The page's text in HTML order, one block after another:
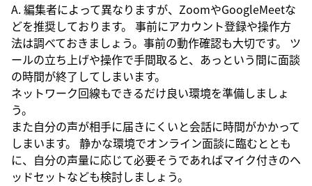
A. 編集者によって異なりますが、ZoomやGoogleMeetな
どを推奨しております。 事前にアカウント登録や操作方
法は調べておきましょう。事前の動作確認も大切です。 ツ
ールの立ち上げや操作で手間取ると、あっという間に面談
の時間が終了してしまいます。
ネットワーク回線もできるだけ良い環境を準備しましょ
う。
また自分の声が相手に届きにくいと会話に時間がかかって
しまいます。 静かな環境でオンライン面談に臨むととも
に、自分の声量に応じて必要そうであればマイク付きのヘ
ッドセットなども検討しましょう。